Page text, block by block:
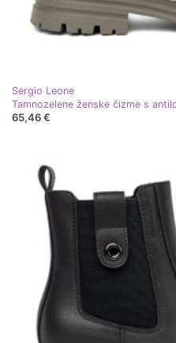
Sergio Leone
Tamnozelene ženske čizme s
65,46 €